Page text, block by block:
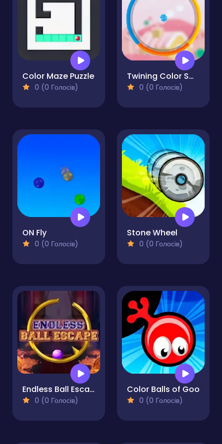
Color Maze Puzzle
0 (0 Голосів)
Twining Color Switch Game
0 (0 Голосів)
ON Fly
0 (0 Голосів)
Stone Wheel
0 (0 Голосів)
Endless Ball Escape
0 (0 Голосів)
Color Balls of Goo
0 (0 Голосів)